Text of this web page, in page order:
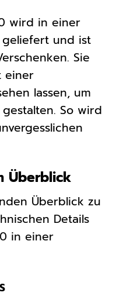
wird in einer
und ist
Sie
einer
lassen, um
So wird
Überblick
Überblick zu
Details
in einer